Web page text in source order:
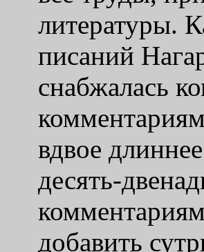
литературы.
писаний
снабжалась
вдвое
десять-
добавить